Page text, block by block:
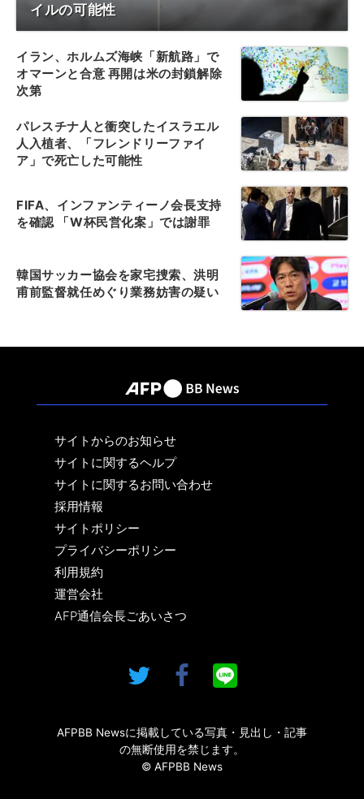
イルの可能性
イラン、ホルムズ海峡「新航路」で
オマーンと合意 再開は米の封鎖解除
次第
パレスチナ人と衝突したイスラエル
人入植者、「フレンドリーファイ
ア」で死亡した可能性
FIFA、インファンティーノ会長支持
を確認 「W杯民営化案」では謝罪
韓国サッカー協会を家宅捜索、洪明
甫前監督就任めぐり業務妨害の疑い
サイトからのお知らせ
サイトに関するヘルプ
サイトに関するお問い合わせ
採用情報
サイトポリシー
プライバシーポリシー
利用規約
運営会社
AFP通信会長ごあいさつ
AFPBB Newsに掲載している写真・見出し・記事
の無断使用を禁じます。
© AFPBB News